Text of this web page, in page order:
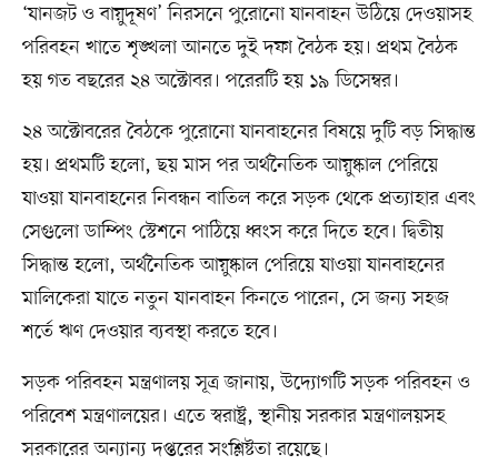
‘যানজট ও বায়ুদূষণ’ নিরসনে পুরোনো যানবাহন উঠিয়ে দেওয়াসহ
পরিবহন খাতে শৃঙ্খলা আনতে দুই দফা বৈঠক হয়। প্রথম বৈঠক
হয় গত বছরের ২৪ অক্টোবর। পরেরটি হয় ১৯ ডিসেম্বর।
২৪ অক্টোবরের বৈঠকে পুরোনো যানবাহনের বিষয়ে দুটি বড় সিদ্ধান্ত
হয়। প্রথমটি হলো, ছয় মাস পর অর্থনৈতিক আয়ুষ্কাল পেরিয়ে
যাওয়া যানবাহনের নিবন্ধন বাতিল করে সড়ক থেকে প্রত্যাহার এবং
সেগুলো ডাম্পিং স্টেশনে পাঠিয়ে ধ্বংস করে দিতে হবে। দ্বিতীয়
সিদ্ধান্ত হলো, অর্থনৈতিক আয়ুষ্কাল পেরিয়ে যাওয়া যানবাহনের
মালিকেরা যাতে নতুন যানবাহন কিনতে পারেন, সে জন্য সহজ
শর্তে ঋণ দেওয়ার ব্যবস্থা করতে হবে।
সড়ক পরিবহন মন্ত্রণালয় সূত্র জানায়, উদ্যোগটি সড়ক পরিবহন ও
পরিবেশ মন্ত্রণালয়ের। এতে স্বরাষ্ট্র, স্থানীয় সরকার মন্ত্রণালয়সহ
সরকারের অন্যান্য দপ্তরের সংশ্লিষ্টতা রয়েছে।